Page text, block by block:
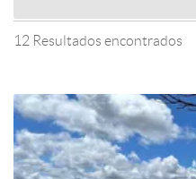
12 Resultados encontrados